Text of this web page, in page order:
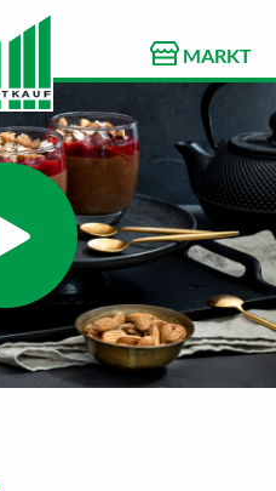
MARKT